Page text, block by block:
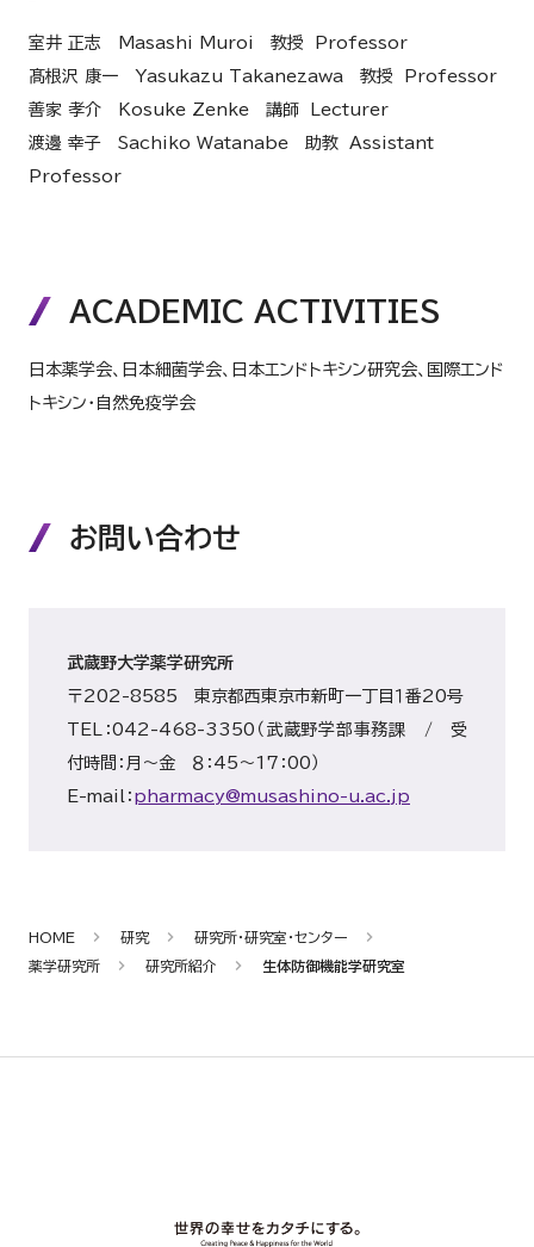
室井 正志 Masashi Muroi 教授 Professor
髙根沢 康一 Yasukazu Takanezawa 教授 Professor
善家 孝介 Kosuke Zenke 講師 Lecturer
渡邊 幸子 Sachiko Watanabe 助教 Assistant
Professor
ACADEMIC ACTIVITIES
日本薬学会、日本細菌学会、日本エンドトキシン研究会、国際エンド
トキシン・自然免疫学会
お問い合わせ
武蔵野大学薬学研究所
〒202-8585 東京都西東京市新町一丁目１番20号
TEL：042-468-3350（武蔵野学部事務課 / 受
付時間：月～金 ８：45～17：00）
E-mail： pharmacy@musashino-u.ac.jp
HOME 研究
研究所・研究室・センター
薬学研究所
研究所紹介 生体防御機能学研究室